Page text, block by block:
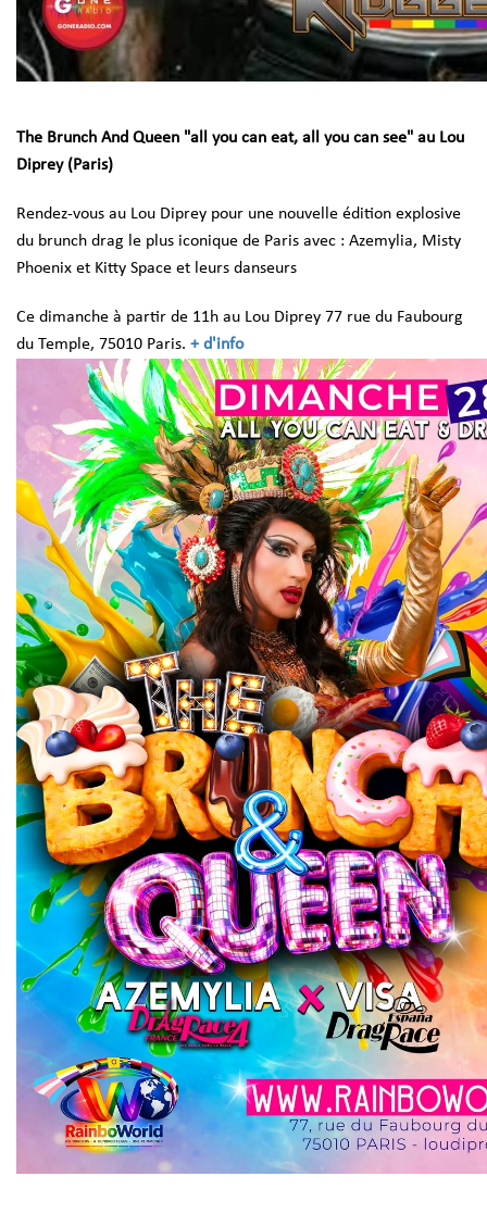
The Brunch And Queen "all you can eat, all you can see" au Lou
Diprey (Paris)
Rendez-vous au Lou Diprey pour une nouvelle édition explosive
du brunch drag le plus iconique de Paris avec : Azemylia, Misty
Phoenix et Kitty Space et leurs danseurs
Ce dimanche à partir de 11h au Lou Diprey 77 rue du Faubourg
du Temple, 75010 Paris. + d'info